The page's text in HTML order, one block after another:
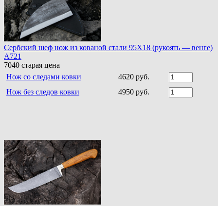
Сербский шеф нож из кованой стали 95Х18 (рукоять — венге)
A721
7040 старая цена
Нож со следами ковки
4620 руб.
Нож без следов ковки
4950 руб.